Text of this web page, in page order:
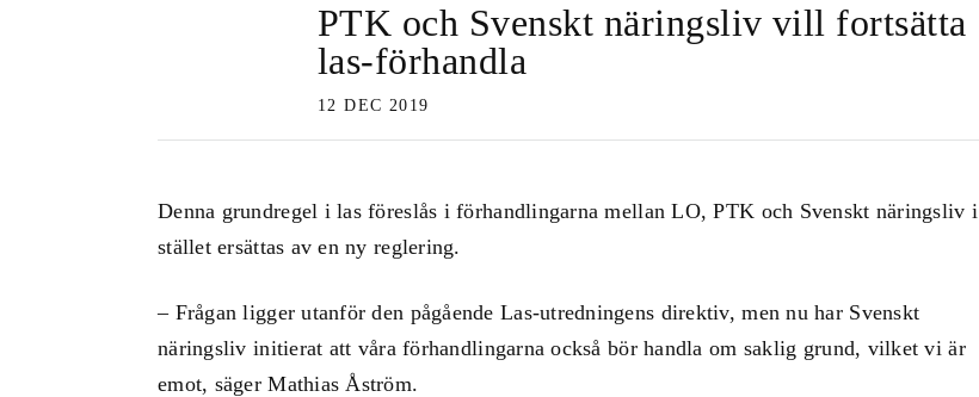
PTK och Svenskt näringsliv vill fortsätta
las-förhandla
12 DEC 2019
Denna grundregel i las föreslås i förhandlingarna mellan LO, PTK och Svenskt näringsliv i
stället ersättas av en ny reglering.
– Frågan ligger utanför den pågående Las-utredningens direktiv, men nu har Svenskt
näringsliv initierat att våra förhandlingarna också bör handla om saklig grund, vilket vi är
emot, säger Mathias Åström.